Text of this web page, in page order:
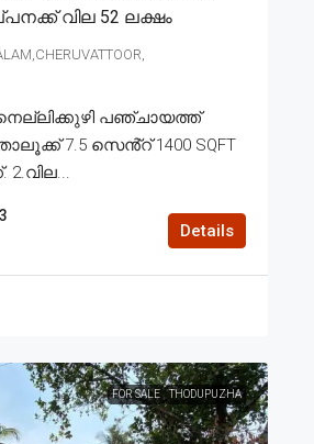
വില 52 ലക്ഷം
പഞ്ചായത്ത്
7.5 സെൻ്റ് 1400 SQFT
2.വില...
3
Details
FOR SALE THODUPUZHA